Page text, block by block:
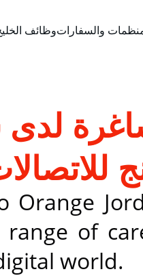
وظائفوالسفارات
Orange
range of
world.